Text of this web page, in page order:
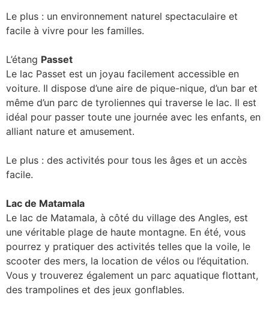
Le plus : un environnement naturel spectaculaire et
facile à vivre pour les familles.
L’étang Passet
Le lac Passet est un joyau facilement accessible en
voiture. Il dispose d’une aire de pique-nique, d’un bar et
même d’un parc de tyroliennes qui traverse le lac. Il est
idéal pour passer toute une journée avec les enfants, en
alliant nature et amusement.
Le plus : des activités pour tous les âges et un accès
facile.
Lac de Matamala
Le lac de Matamala, à côté du village des Angles, est
une véritable plage de haute montagne. En été, vous
pourrez y pratiquer des activités telles que la voile, le
scooter des mers, la location de vélos ou l’équitation.
Vous y trouverez également un parc aquatique flottant,
des trampolines et des jeux gonflables.